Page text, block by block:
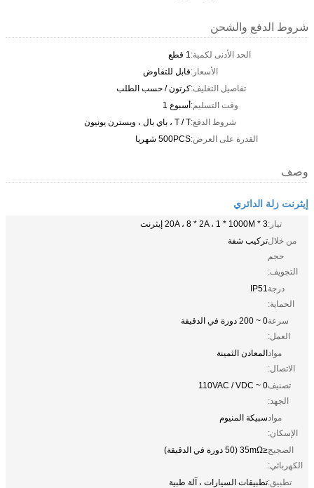
شروط الدفع والشحن
الحد الأدنى لكمية:1 قطع
الأسعار:قابل للتفاوض
تفاصيل التغليف:كرتون / حسب الطلب
وقت التسليم:أسبوع 1
شروط الدفع:T / T ، باي بال ، ويسترن يونيون
القدرة على العرض:500PCS شهريا
وصف
إيثرنت زلة الدائري
تيار:3 * 20A ، 8 * 2A ، 1 * 1000M إيثرنت
من خلال
حجم
التجويف:
تركيب شفة
درجة
الحماية:
IP51
سرعة
العمل:
0 ~ 200 دورة في الدقيقة
مواد
الاتصال:
المعادن الثمينة
تصنيف
الجهد:
0 ~ 110VAC / VDC
مواد
الإسكان:
سبيكة المنيوم
الضجيج
الكهربائي:
≤35mΩ (50 دورة في الدقيقة)
تطبيق:تطبيقات السيارات ، آلة طبية